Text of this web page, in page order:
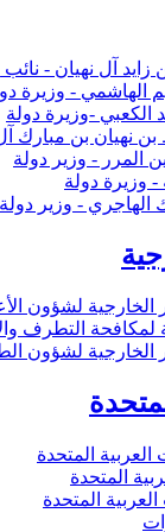
زايد آل نهيان -
الهاشمي - وزيرة
-وزيرة دولة
نهيان بن مبارك آل
المرر - وزير دولة
- وزيرة دولة
الهاجري - وزير دولة
الخارجية لشؤون
لمكافحة التطرف
الخارجية لشؤون
المتحدة
المتحدة
المتحدة